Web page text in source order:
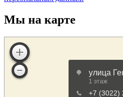
Мы на карте